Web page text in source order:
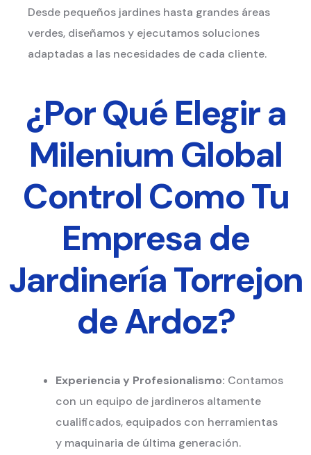
Desde pequeños jardines hasta grandes áreas
verdes, diseñamos y ejecutamos soluciones
adaptadas a las necesidades de cada cliente.
¿Por Qué Elegir a
Milenium Global
Control Como Tu
Empresa de
Jardinería Torrejon
de Ardoz?
Experiencia y Profesionalismo: Contamos
con un equipo de jardineros altamente
cualificados, equipados con herramientas
y maquinaria de última generación.